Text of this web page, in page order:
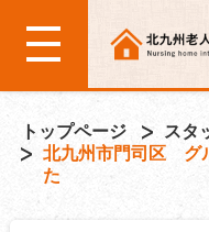
トップページ
スタ
北九州市門司区 グ
た